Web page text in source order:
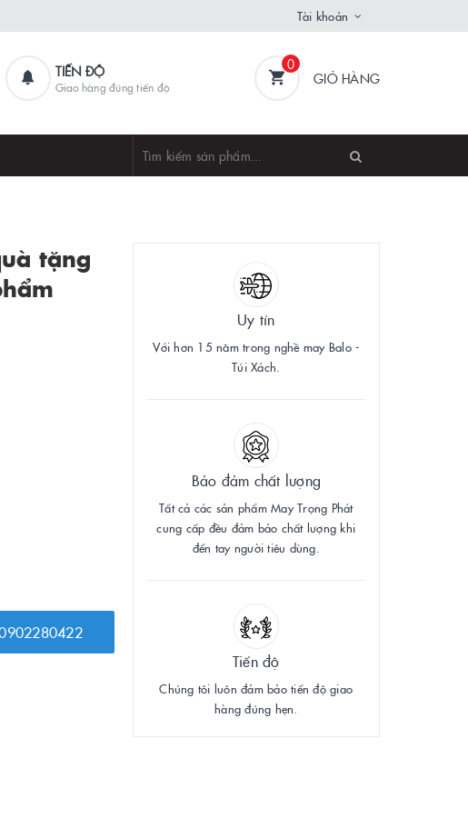
Tài khoản
TIẾN ĐỘ
Giao hàng đúng tiến độ
0
GIỎ HÀNG
tặng
Uy tín
Với hơn 15 năm trong nghề may Balo -
Túi Xách.
Bảo đảm chất lượng
Tất cả các sản phẩm May Trọng Phát
cung cấp đều đảm bảo chất lượng khi
đến tay người tiêu dùng.
Tiến độ
Chúng tôi luôn đảm bảo tiến độ giao
hàng đúng hẹn.